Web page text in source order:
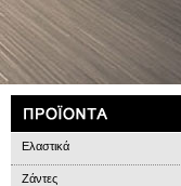
Ελαστικά
Ζάντες